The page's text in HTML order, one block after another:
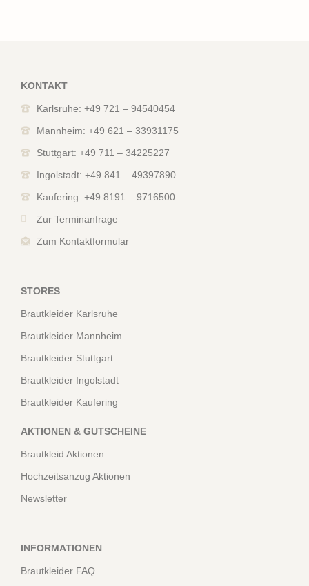
KONTAKT
Karlsruhe: +49 721 – 94540454
Mannheim: +49 621 – 33931175
Stuttgart: +49 711 – 34225227
Ingolstadt: +49 841 – 49397890
Kaufering: +49 8191 – 9716500
Zur Terminanfrage
Zum Kontaktformular
STORES
Brautkleider Karlsruhe
Brautkleider Mannheim
Brautkleider Stuttgart
Brautkleider Ingolstadt
Brautkleider Kaufering
AKTIONEN & GUTSCHEINE
Brautkleid Aktionen
Hochzeitsanzug Aktionen
Newsletter
INFORMATIONEN
Brautkleider FAQ